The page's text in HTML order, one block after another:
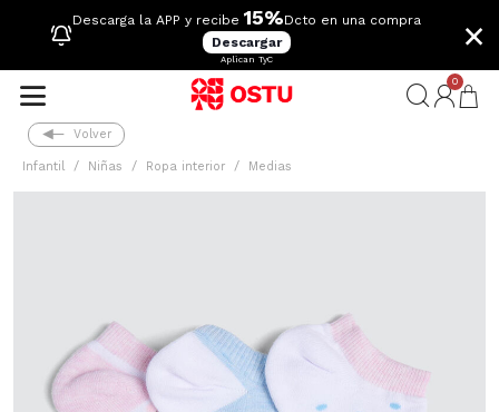
Descarga la APP y recibe 15%Dcto en una compra
Descargar
Aplican TyC
×
0
Volver
Infantil Niñas Ropa interior Medias